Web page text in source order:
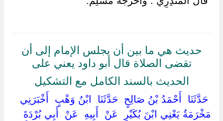
حديث هي ما بين أن يجلس الإمام إلى أن
تقضى الصلاة قال أبو داود يعني على
الحديث بالسند الكامل مع التشكيل
‏ ‏حَدَّثَنَا ‏ ‏أَحْمَدُ بْنُ صَالِحٍ ‏ ‏حَدَّثَنَا ‏ ‏ابْنُ وَهْبٍ ‏ ‏أَخْبَرَنِي ‏
‏مَخْرَمَةُ يَعْنِي ابْنَ بُكَيْرٍ ‏ ‏عَنْ ‏ ‏أَبِيهِ ‏ ‏عَنْ ‏ ‏أَبِي بُرْدَةَ